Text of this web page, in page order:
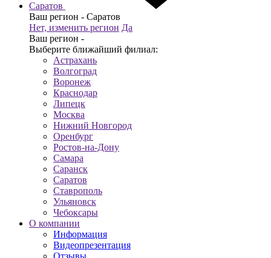
Саратов
Ваш регион - Саратов
Нет, изменить регион Да
Ваш регион -
Выберите ближайший филиал:
Астрахань
Волгоград
Воронеж
Краснодар
Липецк
Москва
Нижний Новгород
Оренбург
Ростов-на-Дону
Самара
Саранск
Саратов
Ставрополь
Ульяновск
Чебоксары
О компании
Информация
Видеопрезентация
Отзывы